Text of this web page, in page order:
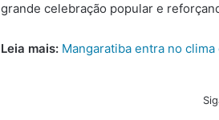
grande celebração popular e
Leia mais: Mangaratiba entra no